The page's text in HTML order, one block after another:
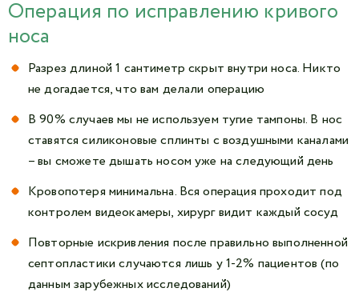
Операция по исправлению кривого
носа
Разрез длиной 1 сантиметр скрыт внутри носа. Никто
не догадается, что вам делали операцию
В 90% случаев мы не используем тугие тампоны. В нос
ставятся силиконовые сплинты с воздушными каналами
– вы сможете дышать носом уже на следующий день
Кровопотеря минимальна. Вся операция проходит под
контролем видеокамеры, хирург видит каждый сосуд
Повторные искривления после правильно выполненной
септопластики случаются лишь у 1-2% пациентов (по
данным зарубежных исследований)